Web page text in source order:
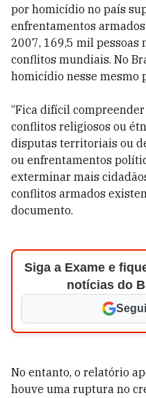
por homicídio no país
enfrentamentos
2007, 169,5 mil pessoas
conflitos mundiais. No
homicídio nesse mesmo
“Fica difícil
conflitos religiosos ou
disputas territoriais ou
ou enfrentamentos
exterminar mais
conflitos armados
documento.
Siga a Exame e
notícias do
No entanto, o relatório
houve uma ruptura no